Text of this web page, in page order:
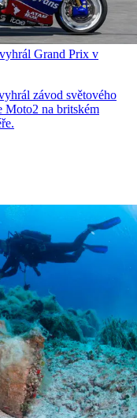
Grand Prix v
závod světového
Moto2 na britském